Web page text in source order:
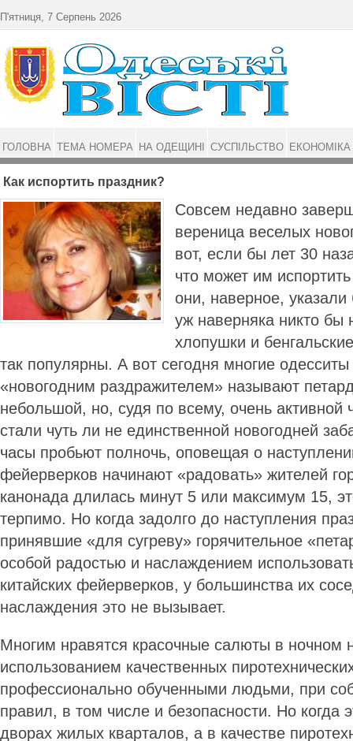
Как испортить праздник?
Совсем недавно
вереница веселых
вот, если бы лет 30
что может им
они, наверное,
уж наверняка никто бы
хлопушки и
так популярны. А вот сегодня многие
«новогодним раздражителем» называют
небольшой, но, судя по всему, очень активной
стали чуть ли не единственной новогодней
часы пробьют полночь, оповещая о
фейерверков начинают «радовать» жителей
канонада длилась минут 5 или максимум 15,
терпимо. Но когда задолго до наступления
принявшие «для сугреву» горячительное
особой радостью и наслаждением
китайских фейерверков, у большинства их
наслаждения это не вызывает.
Многим нравятся красочные салюты в ночном
использованием качественных
профессионально обученными людьми, при
правил, в том числе и безопасности. Но когда
дворах жилых кварталов, а в качестве
П'ятниця, 7 Серпень 2026
ГОЛОВНА ТЕМА НОМЕРА НА ОДЕЩИНІ СУСПІЛЬСТВО ЕКОНОМІКА